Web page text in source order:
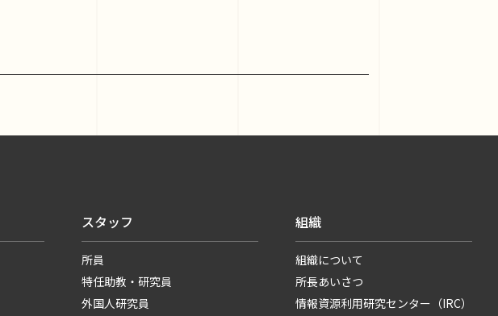
スタッフ
所員
特任助教・研究員
外国人研究員
組織
組織について
所長あいさつ
情報資源利用研究センター（IRC）